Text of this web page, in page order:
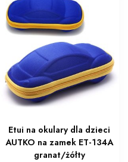
Etui na okulary dla dzieci
AUTKO na zamek ET-134A
granat/żółty